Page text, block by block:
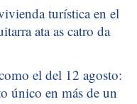
turística en el
ata as catro da
el del 12 agosto:
único en más de un